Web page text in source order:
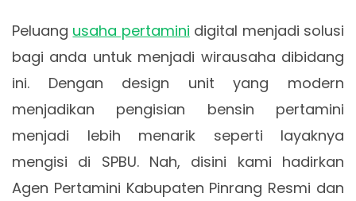
Peluang usaha pertamini digital menjadi solusi
bagi anda untuk menjadi wirausaha dibidang
ini. Dengan design unit yang modern
menjadikan pengisian bensin pertamini
menjadi lebih menarik seperti layaknya
mengisi di SPBU. Nah, disini kami hadirkan
Agen Pertamini Kabupaten Pinrang Resmi dan